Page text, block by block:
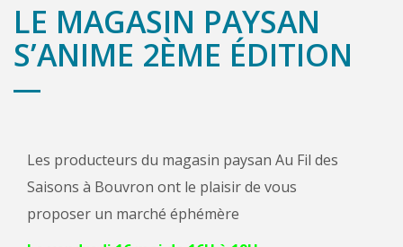
LE MAGASIN PAYSAN
S’ANIME 2ÈME ÉDITION
Les producteurs du magasin paysan Au Fil des
Saisons à Bouvron ont le plaisir de vous
proposer un marché éphémère